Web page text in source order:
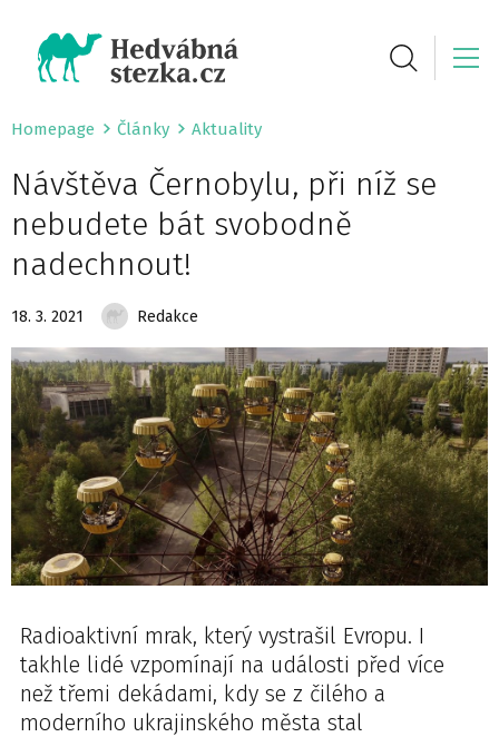
Homepage Články Aktuality
Návštěva Černobylu, při níž se
nebudete bát svobodně
nadechnout!
18. 3. 2021 Redakce
Radioaktivní mrak, který vystrašil Evropu. I
takhle lidé vzpomínají na události před více
než třemi dekádami, kdy se z čilého a
moderního ukrajinského města stal